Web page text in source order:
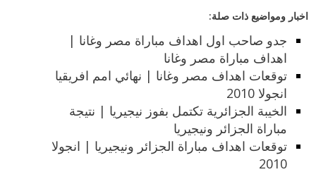
اخبار ومواضيع ذات صلة:
جدو صاحب اول اهداف مباراة مصر وغانا |
اهداف مباراة مصر وغانا
توقعات اهداف مصر وغانا | نهائي امم افريقيا
انجولا 2010
الخيبة الجزائرية تكتمل بفوز نيجيريا | نتيجة
مباراة الجزائر ونيجيريا
توقعات اهداف مباراة الجزائر ونيجيريا | انجولا
2010